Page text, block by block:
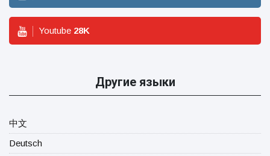
Youtube 28K
Другие языки
中文
Deutsch